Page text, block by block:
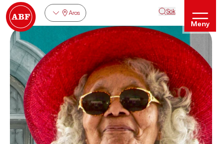
Aros Sök
Meny